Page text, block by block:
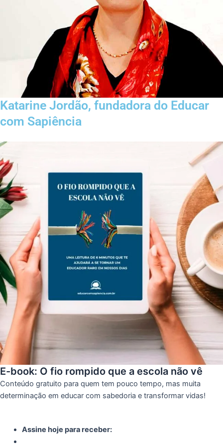
Katarine Jordão, fundadora do Educar
com Sapiência
E-book: O fio rompido que a escola não vê
Conteúdo gratuito para quem tem pouco tempo, mas muita
determinação em educar com sabedoria e transformar vidas!
Assine hoje para receber: